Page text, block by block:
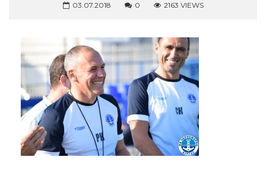
03.07.2018 0 2163 VIEWS